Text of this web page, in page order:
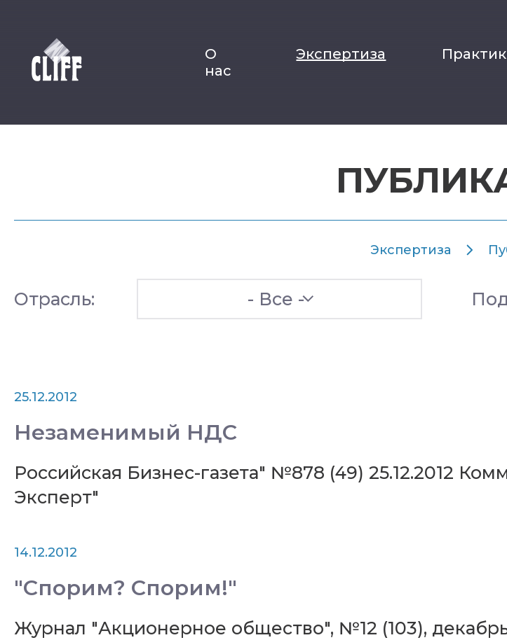
О
нас
Экспертиза
Экспертиза
Отрасль: - Все -
25.12.2012
Незаменимый НДС
Российская Бизнес-газета" №878 (49) 25.12.2012
Эксперт"
14.12.2012
"Спорим? Спорим!"
Журнал "Акционерное общество", №12 (103),